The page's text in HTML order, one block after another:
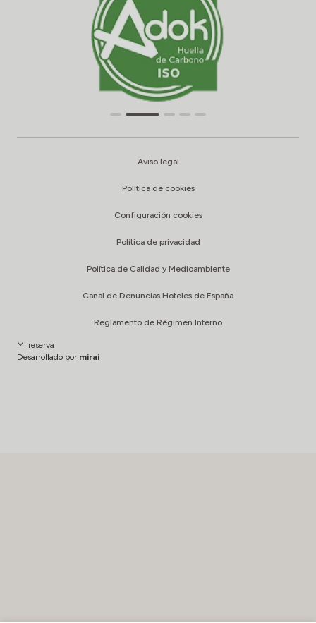
Aviso legal
Política de cookies
Configuración cookies
Política de privacidad
Política de Calidad y Medioambiente
Canal de Denuncias Hoteles de España
Reglamento de Régimen Interno
Mi reserva
Desarrollado por mirai